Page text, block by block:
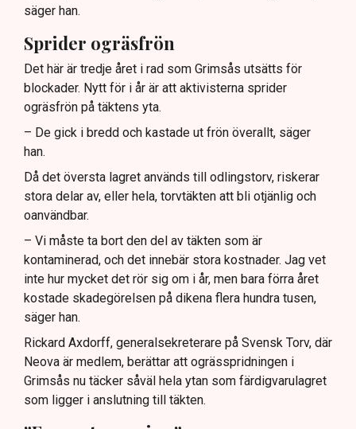
säger han.
Sprider ogräsfrön
Det här är tredje året i rad som Grimsås utsätts för
blockader. Nytt för i år är att aktivisterna sprider
ogräsfrön på täktens yta.
– De gick i bredd och kastade ut frön överallt, säger
han.
Då det översta lagret används till odlingstorv, riskerar
stora delar av, eller hela, torvtäkten att bli otjänlig och
oanvändbar.
– Vi måste ta bort den del av täkten som är
kontaminerad, och det innebär stora kostnader. Jag vet
inte hur mycket det rör sig om i år, men bara förra året
kostade skadegörelsen på dikena flera hundra tusen,
säger han.
Rickard Axdorff, generalsekreterare på Svensk Torv, där
Neova är medlem, berättar att ogrässpridningen i
Grimsås nu täcker såväl hela ytan som färdigvarulagret
som ligger i anslutning till täkten.